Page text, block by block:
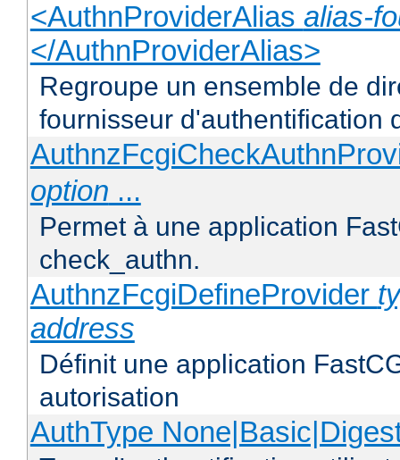
<AuthnProviderAlias alias-
</AuthnProviderAlias>
Regroupe un ensemble de
fournisseur d'authentification
option ...
Permet à une application
check_authn.
AuthnzFcgiDefineProvider
address
Définit une application
autorisation
AuthType